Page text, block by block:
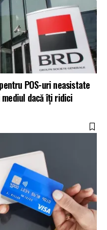
POS-uri neasistate
mediul dacă îți ridici